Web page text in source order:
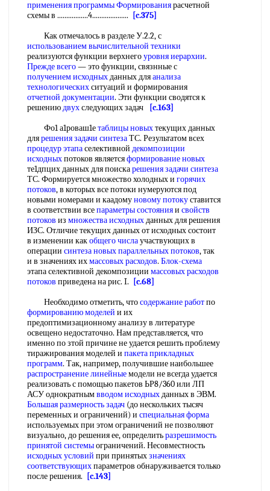
примененияпрограммы Формированиярасчетной
схемы в .................4....................
[c.375]
Как отмечалось в разделе У.2.2, с
использованием вычислительной техники
реализуются функции верхнегоуровня иерархии.
Прежде всего— это функции, связнные с
получением исходныхданных дляанализа
технологическихситуаций и формирования
отчетной документации. Эти функции сводятся к
решениюдвухследующих задач
[c.163]
Фо1 а1роваш1етаблицы новыхтекущих данных
длярешения задачи синтезаТС. Результатом всех
процедур этапаселективной декомпозиции
исходныхпотоков являетсяформирование новых
те1дпцих данных для поискарешения задачи синтеза
ТС. Формируется множество холодных и горячих
потоков, в которых все потоки нумеруются под
новыми номерами и каадомуновому потокуставится
в соответствии всепараметры состоянияи свойств
потоков из множества исходныхданных для решения
ИЗС. Отличие текущих данных от исходных состоит
в изменении какобщего числаучаствующих в
операции синтеза новыхпараллельных потоков, так
и в значениях ихмассовых расходов. Блок-схема
этапа селективной декомпозиции массовых расходов
потоков приведена на рис. I.
[c.68]
Необходимо отметить, чтосодержание работпо
формированию моделей и их
предоптимизационному анализу в литературе
освещено недостаточно. Нам представляется, что
именно по зтой причине не удается решить проблему
тиражирования моделей и пакета прикладных
программ. Так, например, получившие наибольшее
распространение линейныемодели не всегда удается
реализовать с помощью пакетов ЬР8/360 или ЛП
АСУ однократнымвводом исходныхданных в ЭВМ.
Большая размерность задач (до нескольких тысяч
переменных и ограничений) и специальная форма
используемых при этом ограничений не позволяют
визуально, до решения ее, определитьразрешимость
принятой системыограничений. Несовместность
исходных условий при принятыхзначениях
соответствующихпараметров обнаруживается только
после решения.
[c.143]